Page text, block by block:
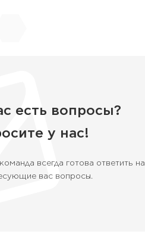
есть вопросы?
у нас!
всегда готова ответить на
вас вопросы.